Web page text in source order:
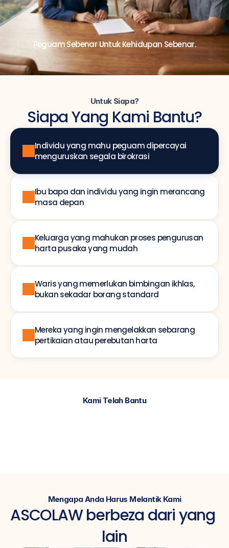
Peguam Sebenar Untuk Kehidupan Sebenar.
Untuk Siapa?
Siapa Yang Kami Bantu?
Ibu bapa dan individu yang ingin merancang
masa depan
Keluarga yang mahukan proses pengurusan
harta pusaka yang mudah
Waris yang memerlukan bimbingan ikhlas,
bukan sekadar borang standard
Mereka yang ingin mengelakkan sebarang
pertikaian atau perebutan harta
Individu yang mahu peguam dipercayai
menguruskan segala birokrasi
Kami Telah Bantu
Mengapa Anda Harus Melantik Kami
ASCOLAW berbeza dari yang
lain